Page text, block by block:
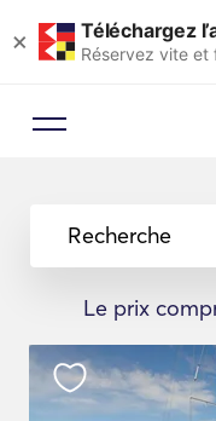
× Téléchargez
Réservez vite et
Recherche
Le prix